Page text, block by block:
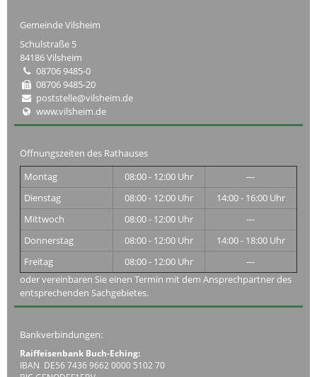
Gemeinde Vilsheim
Schulstraße 5
84186 Vilsheim
08706 9485-0
08706 9485-20
poststelle@vilsheim.de
www.vilsheim.de
Öffnungszeiten des Rathauses
Montag
08:00 - 12:00 Uhr
---
Dienstag
08:00 - 12:00 Uhr
14:00 - 16:00 Uhr
Mittwoch
08:00 - 12:00 Uhr
---
Donnerstag
08:00 - 12:00 Uhr
14:00 - 18:00 Uhr
Freitag
08:00 - 12:00 Uhr
---
oder vereinbaren Sie einen Termin mit dem Ansprechpartner des
entsprechenden Sachgebietes.
Bankverbindungen:
Raiffeisenbank Buch-Eching:
IBAN DE56 7436 9662 0000 5102 70